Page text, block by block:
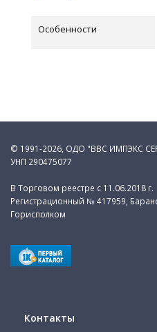
Особенности
© 1991-2026, ОДО "ВВС ИМПЭКС
УНП 290475077
В Торговом реестре с 11.06.2018 г.
Регистрационный № 417959,
Горисполком
Контакты